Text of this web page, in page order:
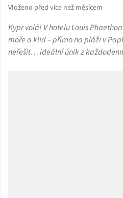
Vloženo před více než měsícem
Kypr volá! V hotelu Louis
moře a klid – přímo na pláži v
neřešit… ideální únik z